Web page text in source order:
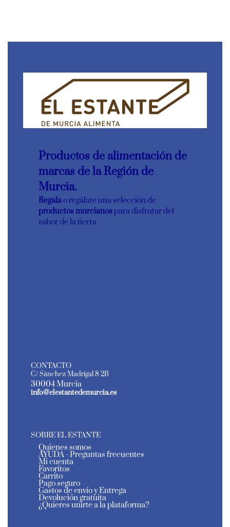
Productos de alimentación de
marcas de la Región de
Murcia.
Regalao regálate una selección de
productos murcianospara disfrutar del
sabor de la tierra
CONTACTO
C/ Sánchez Madrigal 8 2B
30004 Murcia
info@elestantedemurcia.es
SOBRE EL ESTANTE
Quienes somos
AYUDA - Preguntas frecuentes
Mi cuenta
Favoritos
Carrito
Pago seguro
Gastos de envío y Entrega
Devolución gratuita
¿Quieres unirte a la plataforma?